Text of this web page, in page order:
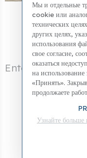
Enter into the
Мы и отдельные
cookie или
технических
других целях,
использования
свое согласие,
оказаться
на
«Принять».
продолжаете
Узнайте больше